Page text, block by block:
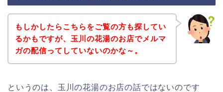
もしかしたらこちらをご覧の方も探してい
るかもですが、玉川の花湯のお店でメルマ
ガの配信ってしていないのかな～。
というのは、玉川の花湯のお店の話ではないのです